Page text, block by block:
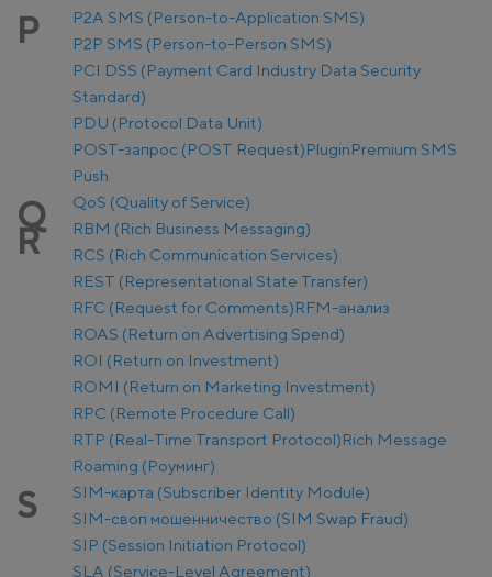
P
P2A SMS (Person-to-Application SMS)
P2P SMS (Person-to-Person SMS)
PCI DSS (Payment Card Industry Data Security
Standard)
PDU (Protocol Data Unit)
POST-запрос (POST Request)PluginPremium SMS
Push
Q QoS (Quality of Service)
R
RBM (Rich Business Messaging)
RCS (Rich Communication Services)
REST (Representational State Transfer)
RFC (Request for Comments)RFM-анализ
ROAS (Return on Advertising Spend)
ROI (Return on Investment)
ROMI (Return on Marketing Investment)
RPC (Remote Procedure Call)
RTP (Real-Time Transport Protocol)Rich Message
Roaming (Роуминг)
S
SIM-карта (Subscriber Identity Module)
SIM-своп мошенничество (SIM Swap Fraud)
SIP (Session Initiation Protocol)
SLA (Service-Level Agreement)